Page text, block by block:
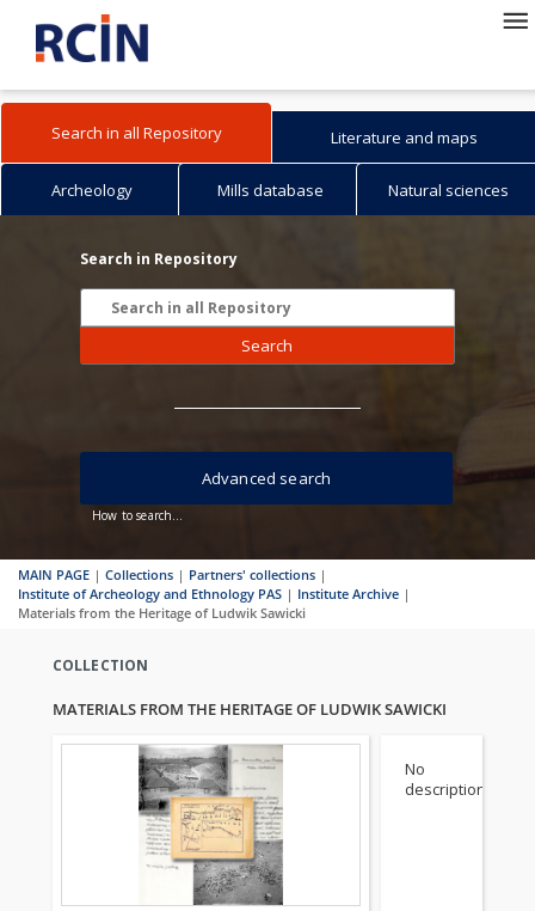
Search in all Repository Literature and maps
Archeology Mills database Natural sciences
Search in Repository
Search
How to search...
Advanced search
MAIN PAGE | Collections | Partners' collections |
Institute of Archeology and Ethnology PAS | Institute Archive |
Materials from the Heritage of Ludwik Sawicki
COLLECTION
MATERIALS FROM THE HERITAGE OF LUDWIK SAWICKI
No
description